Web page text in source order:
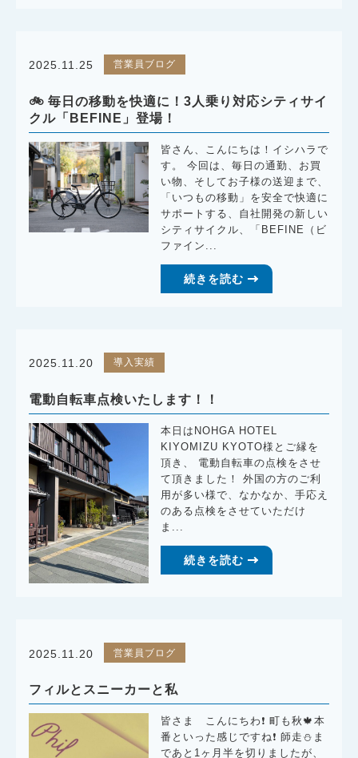
2025.11.25 営業員ブログ
🚲 毎日の移動を快適に！3人乗り対応シティサイ
クル「BEFINE」登場！
皆さん、こんにちは！イシハラで
す。 今回は、毎日の通勤、お買
い物、そしてお子様の送迎まで、
「いつもの移動」を安全で快適に
サポートする、自社開発の新しい
シティサイクル、「BEFINE（ビ
ファイン...
続きを読む
2025.11.20 導入実績
電動自転車点検いたします！！
本日はNOHGA HOTEL
KIYOMIZU KYOTO様とご縁を
頂き、 電動自転車の点検をさせ
て頂きました！ 外国の方のご利
用が多い様で、なかなか、手応え
のある点検をさせていただけ
ま...
続きを読む
2025.11.20 営業員ブログ
フィルとスニーカーと私
皆さま こんにちわ❗️ 町も秋🍁本
番といった感じですね❗️ 師走⛄️ま
であと1ヶ月半を切りましたが、